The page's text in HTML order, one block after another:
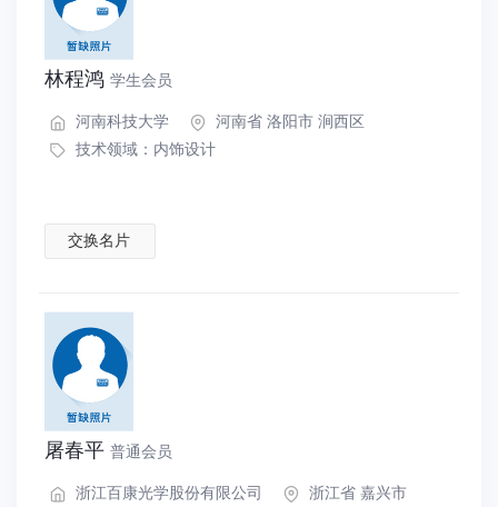
林程鸿 学生会员
河南科技大学
河南省 洛阳市 涧西区
技术领域： 内饰设计
交换名片
屠春平 普通会员
浙江百康光学股份有限公司
浙江省 嘉兴市